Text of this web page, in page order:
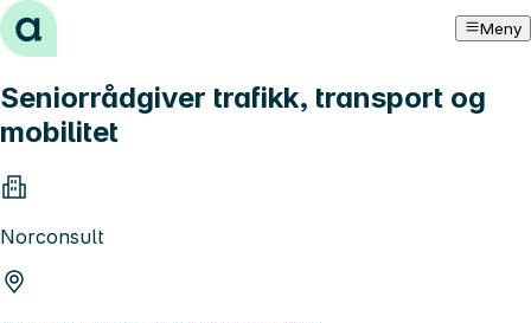
Hopp til innhold Meny
Seniorrådgiver trafikk, transport og
mobilitet
Norconsult